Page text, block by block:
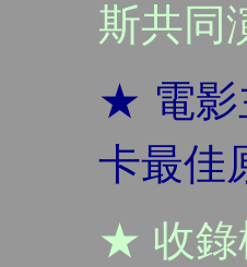
斯共同
★ 電影
卡最佳
★ 收錄